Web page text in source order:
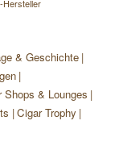
Hersteller
& Geschichte
Shops & Lounges
Cigar Trophy